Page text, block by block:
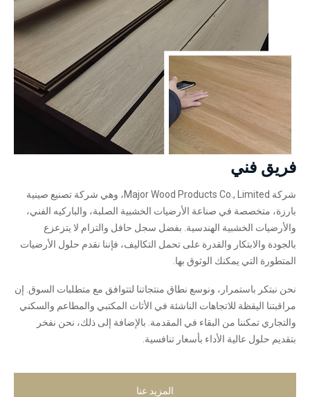
فريق فني
شركة Major Wood Products Co., Limited، وهي شركة تصنيع صينية
بارزة، متخصصة في صناعة الأرضيات الخشبية الصلبة، والباركيه الفني،
والأرضيات الخشبية الهندسية. بفضل سجل حافل والتزام لا يتزعزع
بالجودة والابتكار والقدرة على تحمل التكاليف، فإننا نقدم حلول الأرضيات
المتطورة التي يمكنك الوثوق بها.
نحن نبتكر باستمرار، ونوسع نطاق منتجاتنا لتتوافق مع متطلبات السوق. إن
مراقبتنا اليقظة للاتجاهات الناشئة في الأثاث المكتبي والمطاعم والسكني
والتجاري تمكننا من البقاء في المقدمة. بالإضافة إلى ذلك، نحن نفخر
بتقديم حلول عالية الأداء بأسعار تنافسية.
المزيد عنا